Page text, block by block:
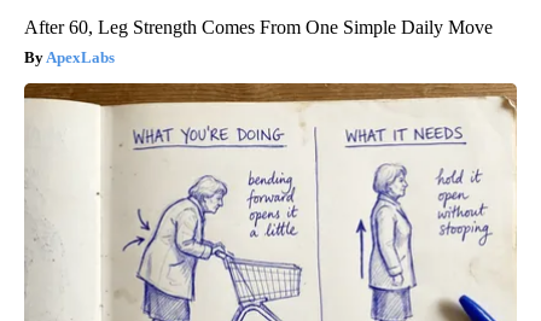
After 60, Leg Strength Comes From One Simple Daily Move
ApexLabs